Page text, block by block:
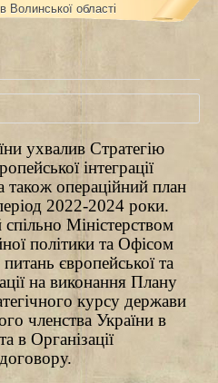
Волинської області
ухвалив Стратегію
інтеграції
також операційний план
період 2022-2024 роки.
Міністерством
політики та Офісом
європейської та
на виконання Плану
курсу держави
членства України в
в Організації